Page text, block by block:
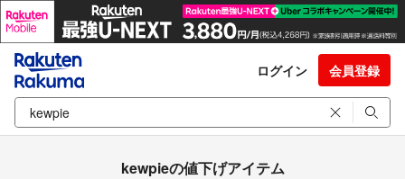
ログイン 会員登録
kewpieの値下げアイテム